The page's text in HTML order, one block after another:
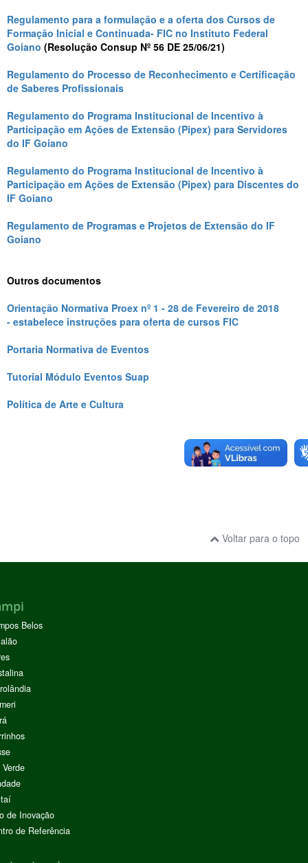
Regulamento para a formulação e a oferta dos Cursos de
Formação Inicial e Continuada- FIC no Instituto Federal
Goiano (Resolução Consup Nº 56 DE 25/06/21)
Regulamento do Processo de Reconhecimento e Certificação
de Saberes Profissionais
Regulamento do Programa Institucional de Incentivo à
Participação em Ações de Extensão (Pipex) para Servidores
do IF Goiano
Regulamento do Programa Institucional de Incentivo à
Participação em Ações de Extensão (Pipex) para Discentes do
IF Goiano
Regulamento de Programas e Projetos de Extensão do IF
Goiano
Outros documentos
Orientação Normativa Proex nº 1 - 28 de Fevereiro de 2018
- estabelece instruções para oferta de cursos FIC
Portaria Normativa de Eventos
Tutorial Módulo Eventos Suap
Política de Arte e Cultura
Voltar para o topo
Belos
de Inovação
de Referência